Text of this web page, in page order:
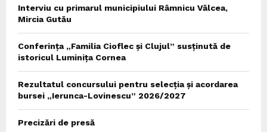
Interviu cu primarul municipiului Râmnicu Vâlcea,
Mircia Gutău
Conferința „Familia Cioflec și Clujul” susținută de
istoricul Luminița Cornea
Rezultatul concursului pentru selecția și acordarea
bursei „Ierunca-Lovinescu” 2026/2027
Precizări de presă